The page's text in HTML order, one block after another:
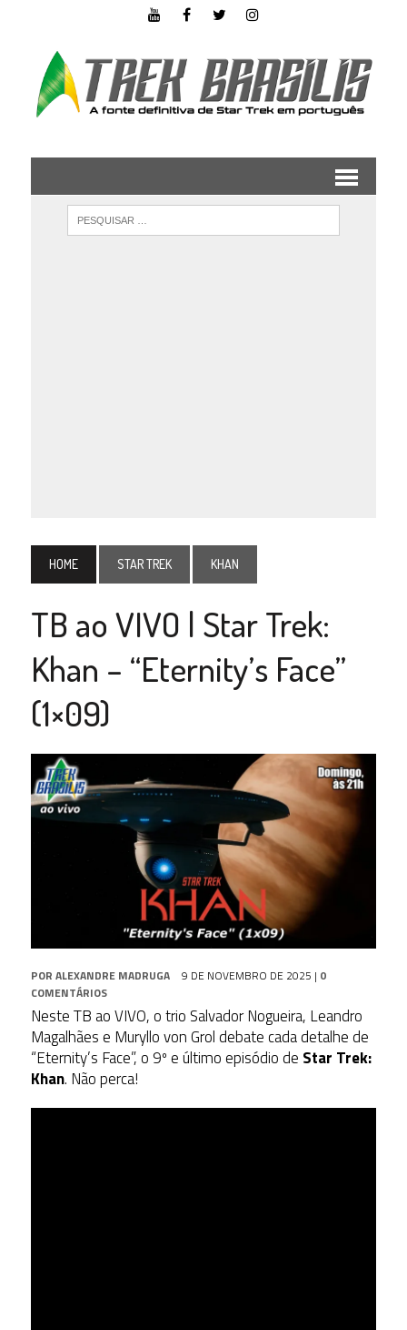
HOME STAR TREK KHAN
TB ao VIVO | Star Trek:
Khan – “Eternity’s Face”
(1×09)
POR ALEXANDRE MADRUGA 9 DE NOVEMBRO DE 2025 | 0
COMENTÁRIOS
Neste TB ao VIVO, o trio Salvador Nogueira, Leandro
Magalhães e Muryllo von Grol debate cada detalhe de
“Eternity’s Face”, o 9º e último episódio de Star Trek:
Khan. Não perca!